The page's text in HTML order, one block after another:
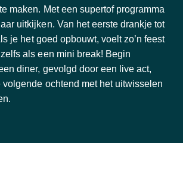
maken. Met een supertof programma
uitkijken. Van het eerste drankje tot
je het goed opbouwt, voelt zo’n feest
als een mini break! Begin
diner, gevolgd door een live act,
ochtend met het uitwisselen